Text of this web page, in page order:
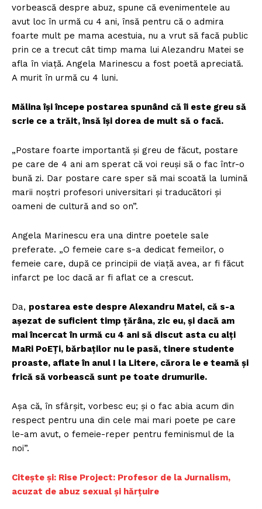
vorbească despre abuz, spune că evenimentele au
avut loc în urmă cu 4 ani, însă pentru că o admira
foarte mult pe mama acestuia, nu a vrut să facă public
prin ce a trecut cât timp mama lui Alezandru Matei se
afla în viață. Angela Marinescu a fost poetă apreciată.
A murit în urmă cu 4 luni.
Mălina își începe postarea spunând că îi este greu să
scrie ce a trăit, însă își dorea de mult să o facă.
„Postare foarte importantă și greu de făcut, postare
pe care de 4 ani am sperat că voi reuși să o fac într-o
bună zi. Dar postare care sper să mai scoată la lumină
marii noștri profesori universitari și traducători și
oameni de cultură and so on”.
Angela Marinescu era una dintre poetele sale
preferate. „O femeie care s-a dedicat femeilor, o
femeie care, după ce principii de viață avea, ar fi făcut
infarct pe loc dacă ar fi aflat ce a crescut.
Da, postarea este despre Alexandru Matei, că s-a
așezat de suficient timp țărâna, zic eu, și dacă am
mai încercat în urmă cu 4 ani să discut asta cu alți
MaRi PoEȚi, bărbaților nu le pasă, tinere studente
proaste, aflate în anul I la Litere, cărora le e teamă și
frică să vorbească sunt pe toate drumurile.
Așa că, în sfârșit, vorbesc eu; și o fac abia acum din
respect pentru una din cele mai mari poete pe care
le-am avut, o femeie-reper pentru feminismul de la
noi”.
Citește și: Rise Project: Profesor de la Jurnalism,
acuzat de abuz sexual și hărțuire